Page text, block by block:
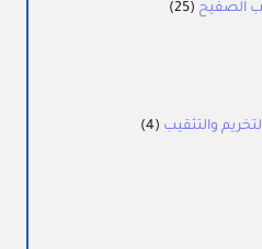
الصفيح (25)
والتثقيب (4)